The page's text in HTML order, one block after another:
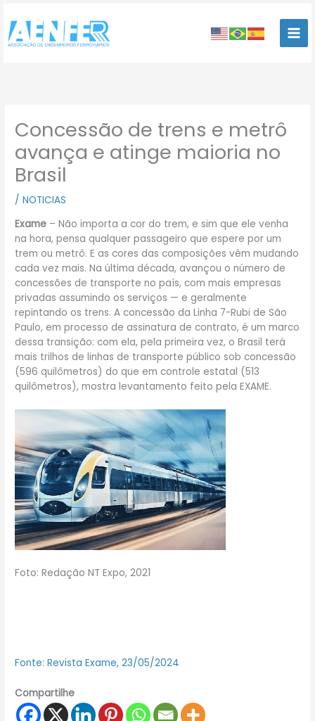
para
conteúdo
Concessão de trens e metrô
avança e atinge maioria no
Brasil
/NOTICIAS
Exame – Não importa a cor do trem, e sim que ele venha
na hora, pensa qualquer passageiro que espere por um
trem ou metrô. E as cores das composições vêm mudando
cada vez mais. Na última década, avançou o número de
concessões de transporte no país, com mais empresas
privadas assumindo os serviços — e geralmente
repintando os trens. A concessão da Linha 7-Rubi de São
Paulo, em processo de assinatura de contrato, é um marco
dessa transição: com ela, pela primeira vez, o Brasil terá
mais trilhos de linhas de transporte público sob concessão
(596 quilômetros) do que em controle estatal (513
quilômetros), mostra levantamento feito pela EXAME.
Foto: Redação NT Expo, 2021
Fonte: Revista Exame, 23/05/2024
Compartilhe